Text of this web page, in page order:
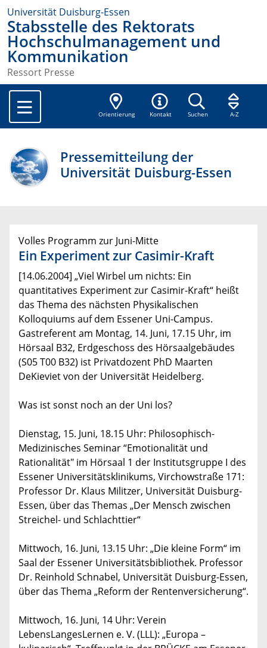
Universität Duisburg-Essen
Stabsstelle des Rektorats
Hochschulmanagement und
Kommunikation
Ressort Presse
Orientierung Kontakt Suchen A-Z
Pressemitteilung der
Universität Duisburg-Essen
Volles Programm zur Juni-Mitte
Ein Experiment zur Casimir-Kraft
[14.06.2004] „Viel Wirbel um nichts: Ein
quantitatives Experiment zur Casimir-Kraft“ heißt
das Thema des nächsten Physikalischen
Kolloquiums auf dem Essener Uni-Campus.
Gastreferent am Montag, 14. Juni, 17.15 Uhr, im
Hörsaal B32, Erdgeschoss des Hörsaalgebäudes
(S05 T00 B32) ist Privatdozent PhD Maarten
DeKieviet von der Universität Heidelberg.
Was ist sonst noch an der Uni los?
Dienstag, 15. Juni, 18.15 Uhr: Philosophisch-
Medizinisches Seminar “Emotionalität und
Rationalität" im Hörsaal 1 der Institutsgruppe I des
Essener Universitätsklinikums, Virchowstraße 171:
Professor Dr. Klaus Militzer, Universität Duisburg-
Essen, über das Themas „Der Mensch zwischen
Streichel- und Schlachttier“
Mittwoch, 16. Juni, 13.15 Uhr: „Die kleine Form“ im
Saal der Essener Universitätsbibliothek. Professor
Dr. Reinhold Schnabel, Universität Duisburg-Essen,
über das Thema „Reform der Rentenversicherung“.
Mittwoch, 16. Juni, 14 Uhr: Verein
LebensLangesLernen e. V. (LLL): „Europa –